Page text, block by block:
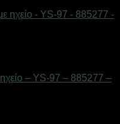
– YS-97 – 885277 –